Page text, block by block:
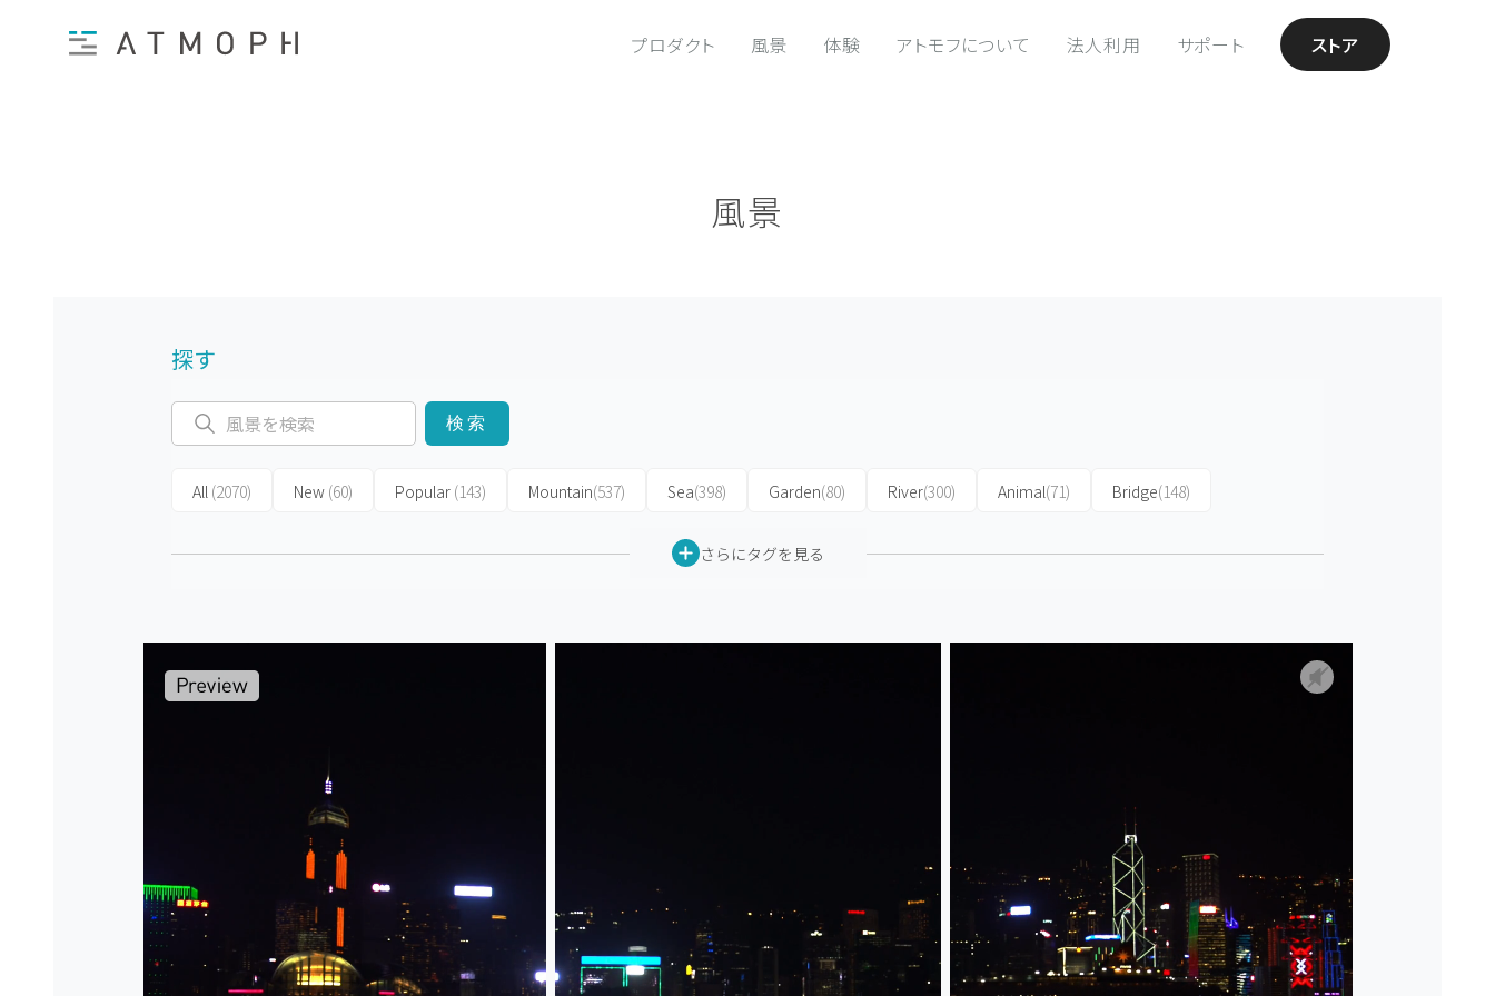
プロダクト 風景 体験 アトモフについて 法人利用 サポート ストア
風景
探す
検索
All (2070) New (60) Popular (143) Mountain(537) Sea(398) Garden(80) River(300) Animal(71) Bridge(148)
さらにタグを見る